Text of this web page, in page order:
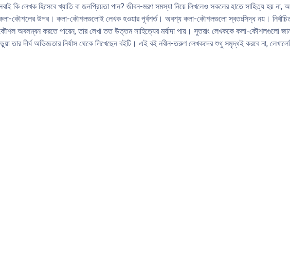
কি লেখক হিসেবে খ্যাতি বা জনপ্রিয়তা পান? জীবন-মরণ সমস্যা নিয়ে লিখলেও সকলের হাতে সাহিত্য হয় না,
কৌশলের উপর। কলা-কৌশলগুলােই লেখক হওয়ার পূর্বশর্ত। অবশ্য কলা-কৌশলগুলাে স্বতঃসিদ্ধ নয়।
কৌশল অবলম্বন করতে পারেন, তার লেখা তত উত্তম সাহিত্যের মর্যাদা পায়। সুতরাং লেখককে কলা-কৌশলগুলাে
দীর্ঘ অভিজ্ঞতার নির্যাস থেকে লিখেছেন বইটি। এই বই নবীন-তরুণ লেখকদের শুধু সমৃদ্ধই করবে না,